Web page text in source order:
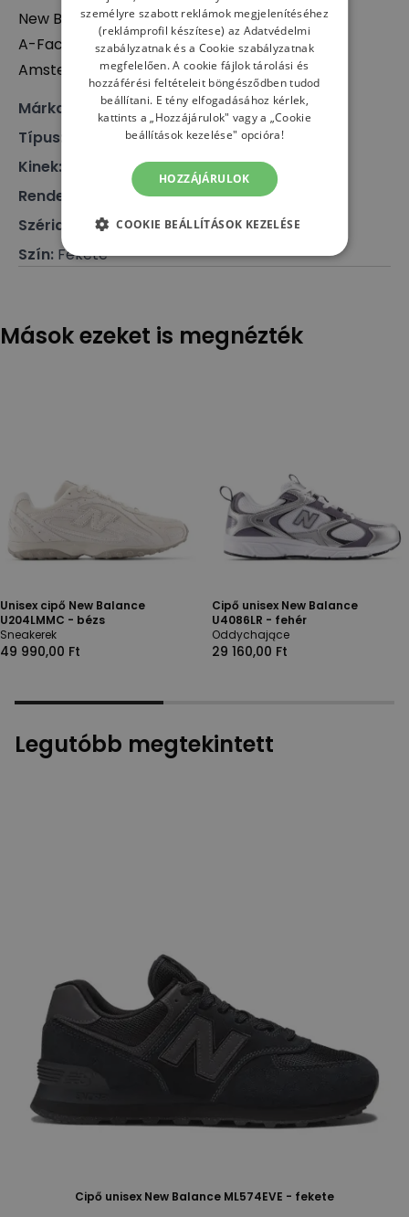
New Balance Europe BV
A-Factorij, Pilotenstraat 35 – 45, 1059 CH
Amsterdam, The Netherlands
Márka
New Balance
Típus
Lábbeli, Sneaker
Kinek:
Rendeltetés
Klasszikus cipő
Széria
574
Szín: Fekete
Mások ezeket is megnézték
Unisex cipő New Balance
U204LMMC - bézs
Sneakerek
49 990,00 Ft
Cipő unisex New Balance
U4086LR - fehér
Oddychające
29 160,00 Ft
Legutóbb megtekintett
Cipő unisex New Balance ML574EVE - fekete
személyre szabott reklámok megjelenítéséhez
(reklámprofil készítese) az Adatvédelmi
szabályzatnakés a Cookie szabályzatnak
megfelelően. A cookie fájlok tárolási és
hozzáférési feltételeit böngésződben tudod
beállítani. E tény elfogadásához kérlek,
kattints a „Hozzájárulok" vagy a „Cookie
beállítások kezelése" opcióra!
HOZZÁJÁRULOK
COOKIE BEÁLLÍTÁSOK KEZELÉSE